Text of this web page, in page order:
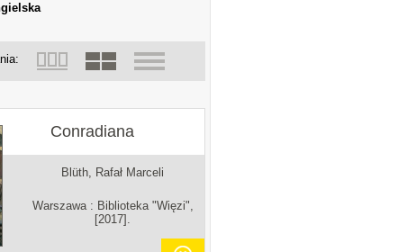
Conradiana
Blüth, Rafał Marceli
Warszawa : Biblioteka "Więzi",
[2017].